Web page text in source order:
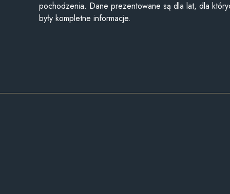
pochodzenia. Dane prezentowane są dla lat, dla
były kompletne informacje.